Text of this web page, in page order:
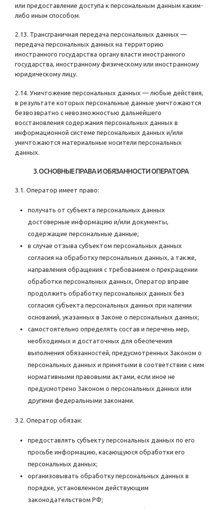
или предоставление доступа к персональным данным каким-
либо иным способом.
2.13. Трансграничная передача персональных данных —
передача персональных данных на территорию
иностранного государства органу власти иностранного
государства, иностранному физическому или иностранному
юридическому лицу.
2.14. Уничтожение персональных данных — любые действия,
в результате которых персональные данные уничтожаются
безвозвратно с невозможностью дальнейшего
восстановления содержания персональных данных в
информационной системе персональных данных и/или
уничтожаются материальные носители персональных
данных.
3. ОСНОВНЫЕ ПРАВА И ОБЯЗАННОСТИ ОПЕРАТОРА
3.1. Оператор имеет право:
получать от субъекта персональных данных
достоверные информацию и/или документы,
содержащие персональные данные;
в случае отзыва субъектом персональных данных
согласия на обработку персональных данных, а также,
направления обращения с требованием о прекращении
обработки персональных данных, Оператор вправе
продолжить обработку персональных данных без
согласия субъекта персональных данных при наличии
оснований, указанных в Законе о персональных данных;
самостоятельно определять состав и перечень мер,
необходимых и достаточных для обеспечения
выполнения обязанностей, предусмотренных Законом о
персональных данных и принятыми в соответствии с ним
нормативными правовыми актами, если иное не
предусмотрено Законом о персональных данных или
другими федеральными законами.
3.2. Оператор обязан:
предоставлять субъекту персональных данных по его
просьбе информацию, касающуюся обработки его
персональных данных;
организовывать обработку персональных данных в
порядке, установленном действующим
законодательством РФ;